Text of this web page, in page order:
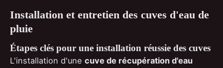
Installation et entretien des cuves d'eau de
pluie
Étapes clés pour une installation réussie des cuves
L'installation d'une cuve de récupération d'eau